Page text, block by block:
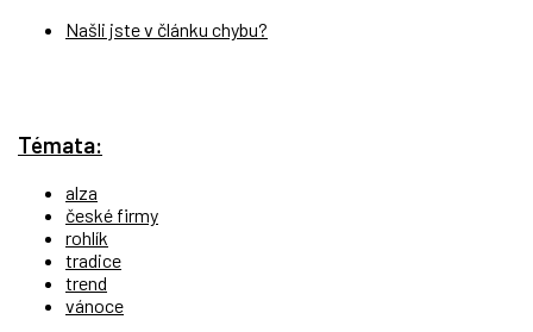
Našli jste v článku chybu?
Témata:
alza
české firmy
rohlík
tradice
trend
vánoce